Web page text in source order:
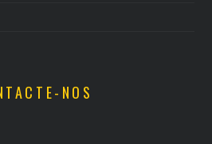
NOS